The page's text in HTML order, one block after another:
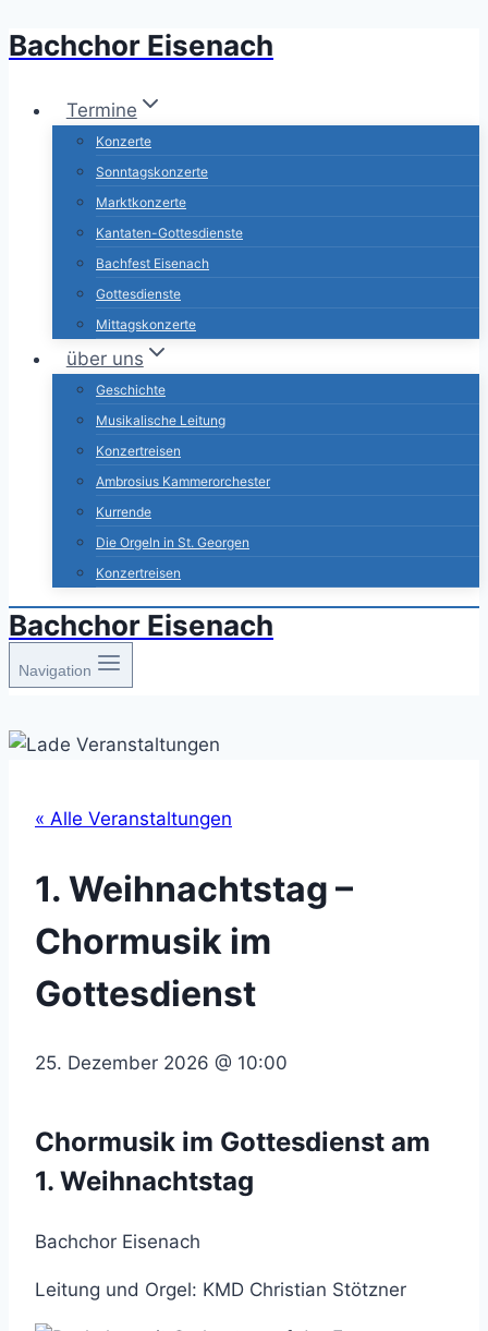
Zum
springen
Bachchor Eisenach
Termine
Konzerte
Sonntagskonzerte
Marktkonzerte
Kantaten-Gottesdienste
Bachfest Eisenach
Gottesdienste
Mittagskonzerte
über uns
Geschichte
Musikalische Leitung
Konzertreisen
Ambrosius Kammerorchester
Kurrende
Die Orgeln in St. Georgen
Konzertreisen
Bachchor Eisenach
Navigation
« Alle Veranstaltungen
1. Weihnachtstag –
Chormusik im
Gottesdienst
25. Dezember 2026 @ 10:00
Chormusik im Gottesdienst am
1. Weihnachtstag
Bachchor Eisenach
Leitung und Orgel: KMD Christian Stötzner